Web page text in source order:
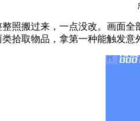
照搬过来，一点没改。画面